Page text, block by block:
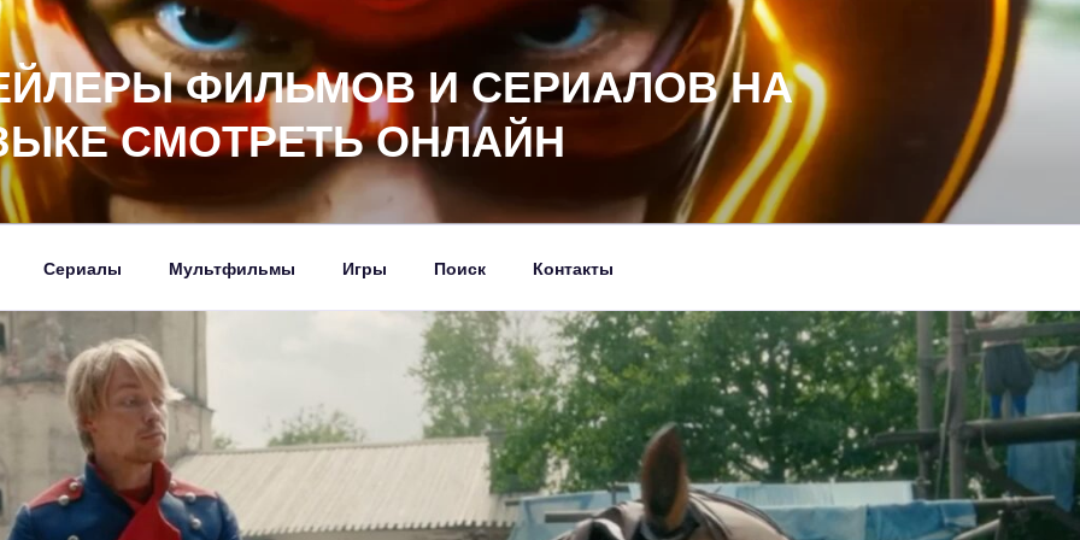
ФИЛЬМОВ И СЕРИАЛОВ НА
СМОТРЕТЬ ОНЛАЙН
Сериалы Мультфильмы Игры Поиск Контакты